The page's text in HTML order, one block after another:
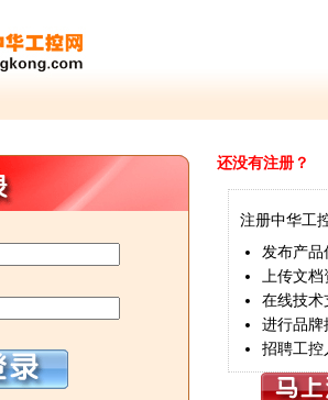
还没有注册？
注册中华工
发布产品
上传文档
在线技术
进行品牌
招聘工控